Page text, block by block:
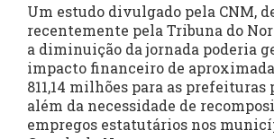
Um estudo divulgado pela CNM,
recentemente pela Tribuna do
a diminuição da jornada poderia
impacto financeiro de
811,14 milhões para as prefeituras
além da necessidade de
empregos estatutários nos